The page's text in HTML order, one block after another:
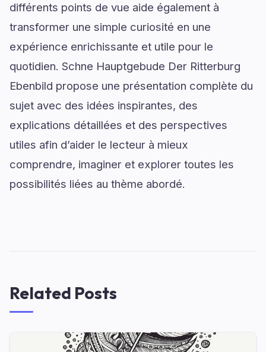
différents points de vue aide également à
transformer une simple curiosité en une
expérience enrichissante et utile pour le
quotidien. Schne Hauptgebude Der Ritterburg
Ebenbild propose une présentation complète du
sujet avec des idées inspirantes, des
explications détaillées et des perspectives
utiles afin d’aider le lecteur à mieux
comprendre, imaginer et explorer toutes les
possibilités liées au thème abordé.
Related Posts